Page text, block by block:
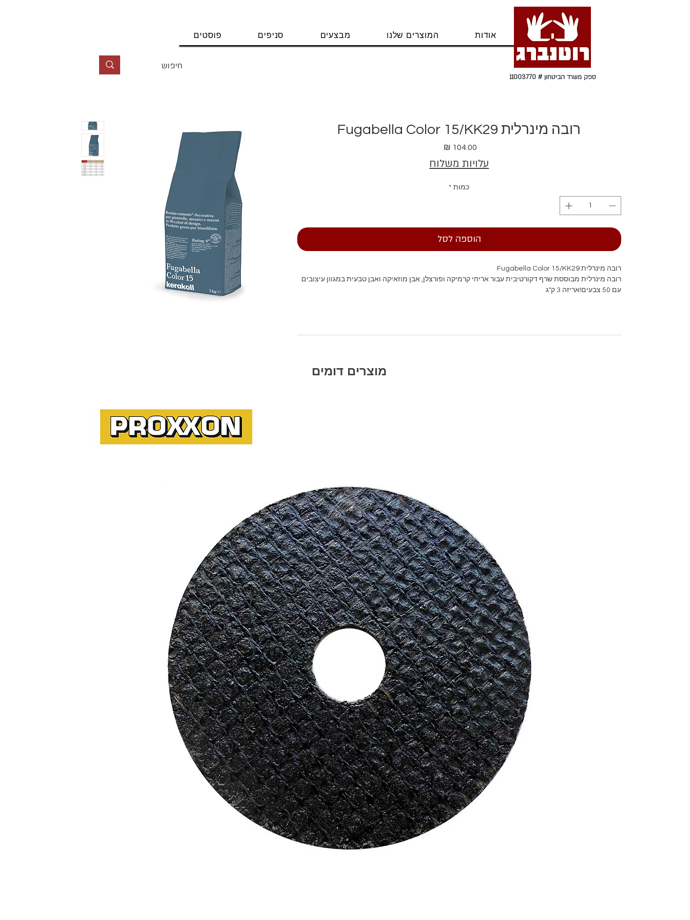
טל' 09-9564464 אודות המוצרים שלנו מבצעים סניפים פוסטים
ספק משרד הביטחון # 11003770
רובה מינרלית Fugabella Color 15/KK29
מחיר
עלויות משלוח
כמות *
הוספה לסל
רובה מינרלית Fugabella Color 15/KK29
רובה מינרלית מבוססת שרף דקורטיבית עבור אריחי קרמיקה ופורצלן, אבן מוזאיקה ואבן טבעית במגוון עיצובים
עם 50 צבעים!אריזה 3 ק"ג
מוצרים דומים